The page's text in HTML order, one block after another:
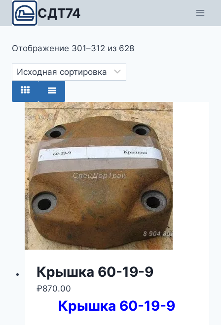
Перейти СДТ74
Отображение 301–312 из 628
Крышка 60-19-9
₽870.00
Крышка 60-19-9